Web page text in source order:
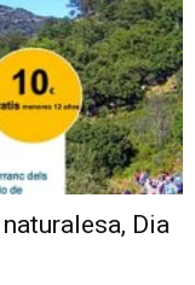
Dia